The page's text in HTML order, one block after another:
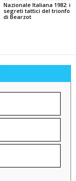
Nazionale Italiana 1982: i
segreti tattici del trionfo
di Bearzot